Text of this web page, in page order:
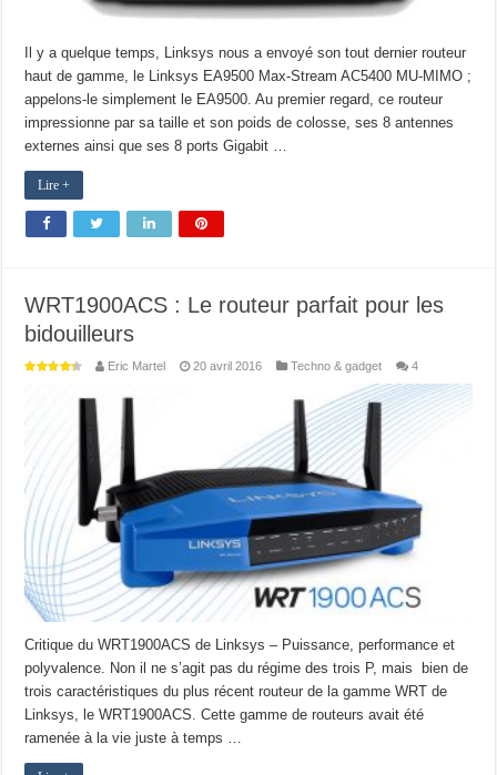
Il y a quelque temps, Linksys nous a envoyé son tout dernier routeur
haut de gamme, le Linksys EA9500 Max-Stream AC5400 MU-MIMO ;
appelons-le simplement le EA9500. Au premier regard, ce routeur
impressionne par sa taille et son poids de colosse, ses 8 antennes
externes ainsi que ses 8 ports Gigabit …
Lire +
WRT1900ACS : Le routeur parfait pour les
bidouilleurs
Eric Martel 20 avril 2016 Techno & gadget 4
Critique du WRT1900ACS de Linksys – Puissance, performance et
polyvalence. Non il ne s’agit pas du régime des trois P, mais bien de
trois caractéristiques du plus récent routeur de la gamme WRT de
Linksys, le WRT1900ACS. Cette gamme de routeurs avait été
ramenée à la vie juste à temps …